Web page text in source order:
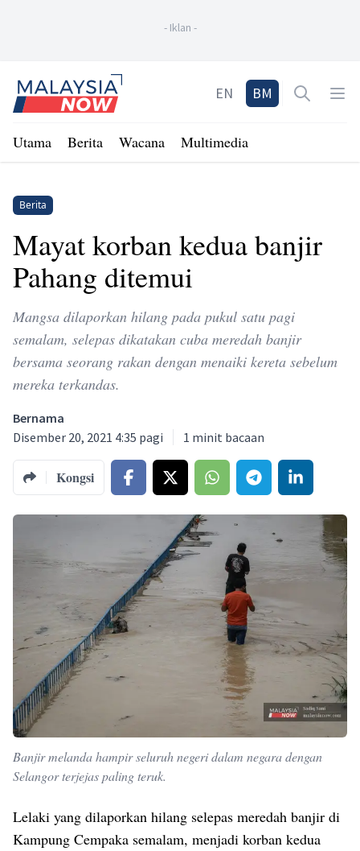
- Iklan -
Home
EN BM Open
Utama Berita Wacana Multimedia
Berita
Mayat korban kedua banjir
Pahang ditemui
Mangsa dilaporkan hilang pada pukul satu pagi
semalam, selepas dikatakan cuba meredah banjir
bersama seorang rakan dengan menaiki kereta sebelum
mereka terkandas.
Bernama
Disember 20, 2021 4:35 pagi
1 minit bacaan
Kongsi
Banjir melanda hampir seluruh negeri dalam negara dengan
Selangor terjejas paling teruk.
Lelaki yang dilaporkan hilang selepas meredah banjir di
Kampung Cempaka semalam, menjadi korban kedua